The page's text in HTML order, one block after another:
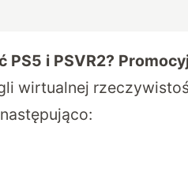
PS5 i PSVR2?
wirtualnej